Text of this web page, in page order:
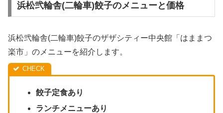
浜松弐輪舎(二輪車)餃子のメニューと価格
浜松弐輪舎(二輪車)餃子のザザシティー中央館「はままつ
楽市」のメニューを紹介します。
餃子定食あり
ランチメニューあり